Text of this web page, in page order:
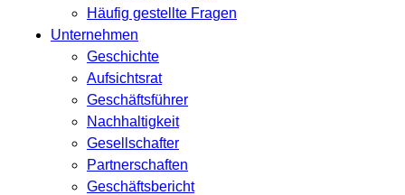
Häufig gestellte Fragen
Unternehmen
Geschichte
Aufsichtsrat
Geschäftsführer
Nachhaltigkeit
Gesellschafter
Partnerschaften
Geschäftsbericht